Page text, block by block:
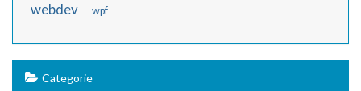
webdev wpf
Categorie